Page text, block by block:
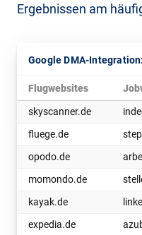
Ergebnissen am
Google DMA-
Flugwebsites
skyscanner.de
fluege.de
opodo.de
momondo.de
kayak.de
expedia.de